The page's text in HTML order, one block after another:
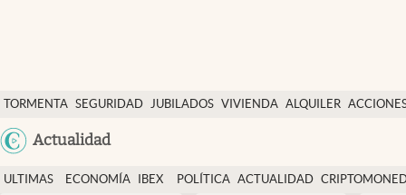
TORMENTA SEGURIDAD JUBILADOS VIVIENDA ALQUILER
Actualidad
Economía y finanzas
Política
Actualidad
ULTIMAS
ECONOMÍA
IBEX
POLÍTICA ACTUALIDAD